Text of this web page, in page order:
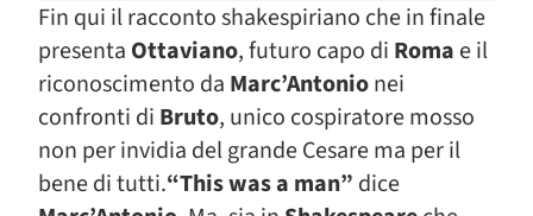
Fin qui il racconto shakespiriano che in finale
presenta Ottaviano, futuro capo di Roma e il
riconoscimento da Marc’Antonionei
confronti di Bruto, unico cospiratore mosso
non per invidia del grande Cesare ma per il
bene di tutti.“This was a man” dice